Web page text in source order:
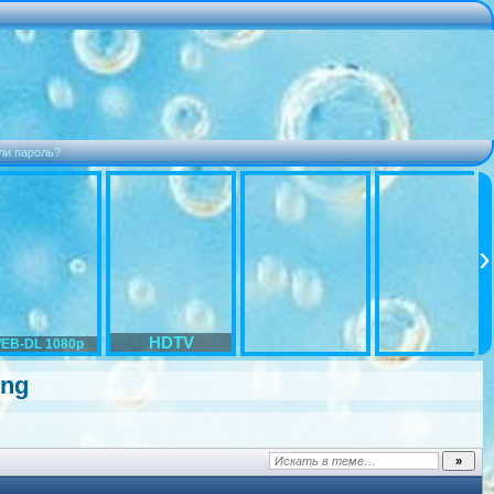
пароль?
DL 1080p HDTV
ng